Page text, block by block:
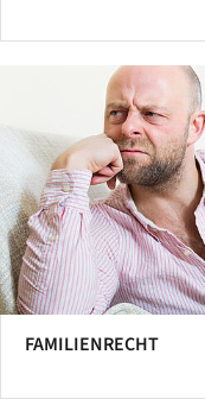
FAMILIENRECHT